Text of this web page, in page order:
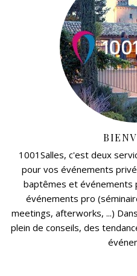
1001Salles, c'est deux
pour vos événements
baptêmes et événements
événements pro
meetings, afterworks, ...)
plein de conseils, des